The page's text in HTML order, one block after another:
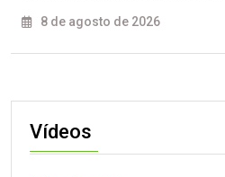
8 de agosto de 2026
Vídeos